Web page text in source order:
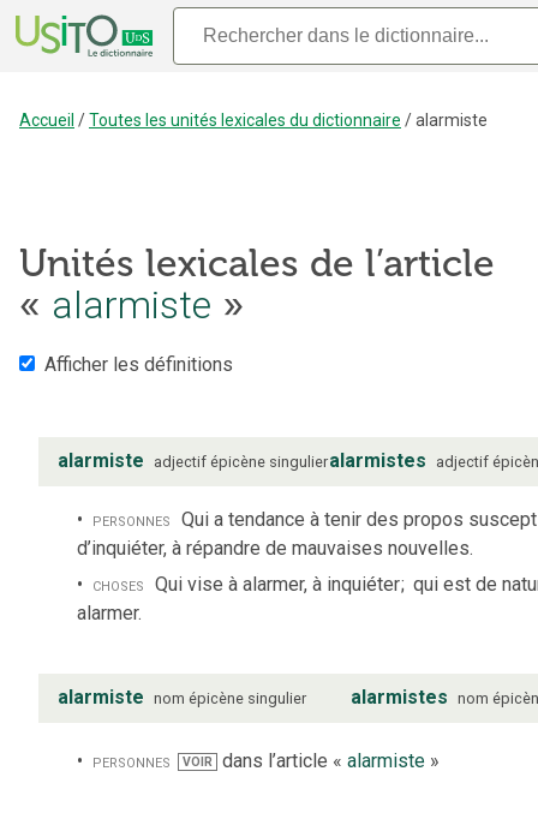
Accueil /Toutes les unités lexicales du dictionnaire /alarmiste
Unités lexicales de l’article
« alarmiste »
Afficher les définitions
alarmiste adjectif épicène singulieralarmistes adjectif
personnes Qui a tendance à tenir des propos
d’inquiéter, à répandre de mauvaises nouvelles.
choses Qui vise à alarmer, à inquiéter; qui est de
alarmer.
alarmiste nom épicène singulier alarmistes nom
personnes VOIR dans l’article « alarmiste»